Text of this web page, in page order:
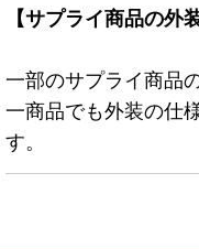
【サプライ商品の外
一部のサプライ商品
一商品でも外装の仕
す。